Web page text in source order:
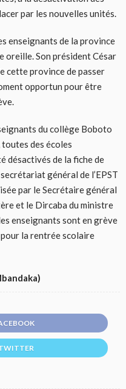
par les nouvelles unités.
enseignants de la province
oreille. Son président César
cette province de passer
opportun pour être
du collège Boboto
des écoles
désactivés de la fiche de
général de l’EPST
par le Secrétaire général
et le Dircaba du ministre
enseignants sont en grève
la rentrée scolaire